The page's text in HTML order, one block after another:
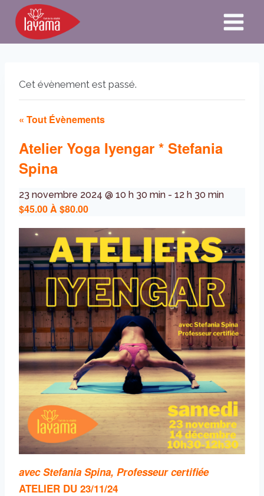
Aller
contenu
Cet évènement est passé.
« Tout Évènements
Atelier Yoga Iyengar * Stefania
Spina
23 novembre 2024 @ 10 h 30 min - 12 h 30 min
$45.00 À $80.00
avec Stefania Spina, Professeur certifiée
ATELIER DU 23/11/24